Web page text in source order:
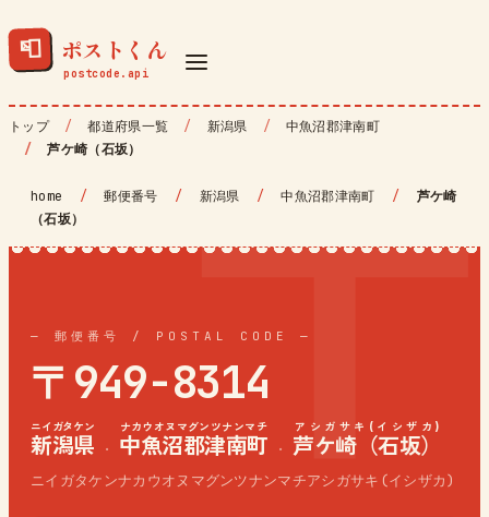
📮 ポストくん
トップ 都道府県一覧 新潟県
中魚沼郡津南町
芦ケ崎（石坂）
home / 郵便番号 / 新潟県 / 中魚沼郡津南町 /
芦ケ崎
（石坂）
— 郵便番号 / POSTAL CODE —
〒949-8314
新潟県
ニイガタケン
· 中魚沼郡津南町
ナカウオヌマグンツナンマチ
· 芦ケ崎（石坂）
アシガサキ(イシザカ)
ニイガタケンナカウオヌマグンツナンマチアシガサキ(イシザカ)